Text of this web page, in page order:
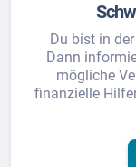
Du bist in
Dann
mögliche
finanzielle